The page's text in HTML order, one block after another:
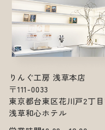
りんぐ工房 浅草本店
〒111-0033
東京都台東区花川戸2丁
浅草和心ホテル